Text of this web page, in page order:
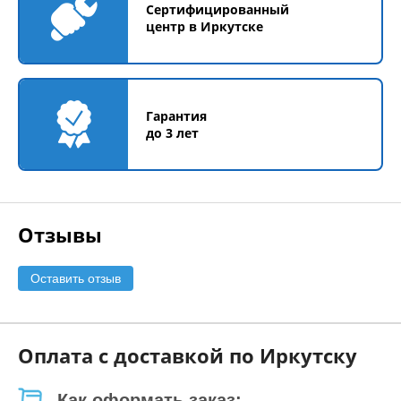
Сертифицированный
центр в Иркутске
Гарантия
до 3 лет
Отзывы
Оставить отзыв
Оплата с доставкой по Иркутску